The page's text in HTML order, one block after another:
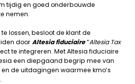
tijdig en goed onderbouwde
nemen.
lossen, besloot de klant de
doorAltesia fiduciaire“Altesia Tax
te integreren. Met Altesia fiduciaire
een diepgaand begrip mee van
de uitdagingen waarmee kmo’s